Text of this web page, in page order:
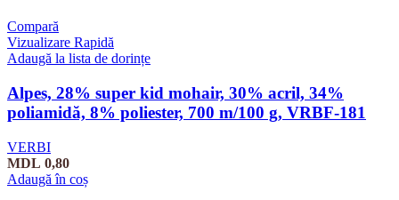
Compară
Vizualizare Rapidă
Adaugă la lista de dorințe
Alpes, 28% super kid mohair, 30% acril, 34%
poliamidă, 8% poliester, 700 m/100 g, VRBF-181
VERBI
MDL 0,80
Adaugă în coș